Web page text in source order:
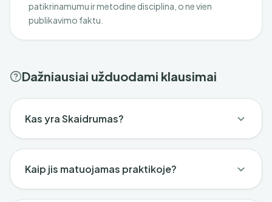
patikrinamumu ir metodine disciplina, o ne vien
publikavimo faktu.
Dažniausiai užduodami klausimai
Kas yra Skaidrumas?
Kaip jis matuojamas praktikoje?